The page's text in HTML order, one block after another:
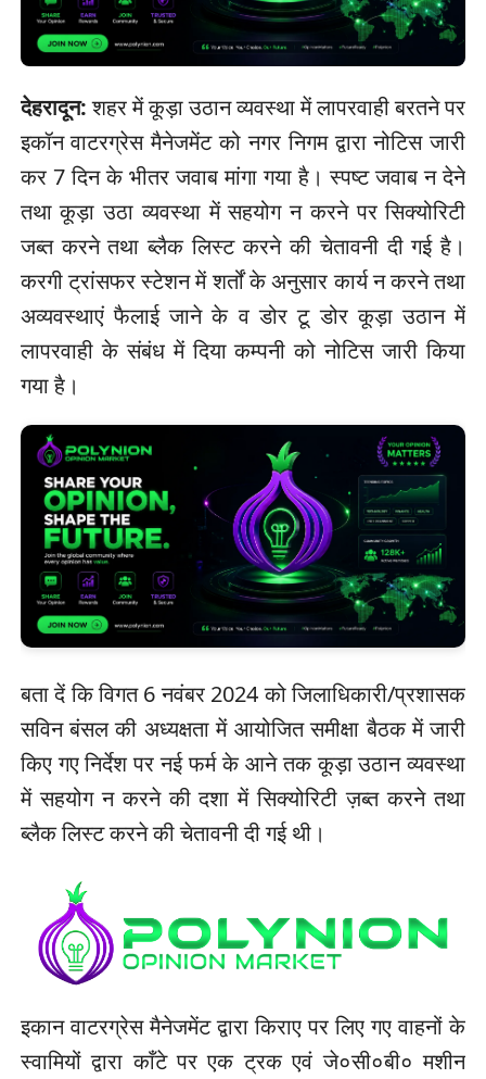
देहरादून:शहर में कूड़ा उठान व्यवस्था में लापरवाही बरतने पर
इकॉन वाटरग्रेस मैनेजमेंट को नगर निगम द्वारा नोटिस जारी
कर 7 दिन के भीतर जवाब मांगा गया है। स्पष्ट जवाब न देने
तथा कूड़ा उठा व्यवस्था में सहयोग न करने पर सिक्योरिटी
जब्त करने तथा ब्लैक लिस्ट करने की चेतावनी दी गई है।
करगी ट्रांसफर स्टेशन में शर्तों के अनुसार कार्य न करने तथा
अव्यवस्थाएं फैलाई जाने के व डोर टू डोर कूड़ा उठान में
लापरवाही के संबंध में दिया कम्पनी को नोटिस जारी किया
गया है।
बता दें कि विगत 6 नवंबर 2024 को जिलाधिकारी/प्रशासक
सविन बंसल की अध्यक्षता में आयोजित समीक्षा बैठक में जारी
किए गए निर्देश पर नई फर्म के आने तक कूड़ा उठान व्यवस्था
में सहयोग न करने की दशा में सिक्योरिटी ज़ब्त करने तथा
ब्लैक लिस्ट करने की चेतावनी दी गई थी।
इकान वाटरग्रेस मैनेजमेंट द्वारा किराए पर लिए गए वाहनों के
स्वामियों द्वारा काँटे पर एक ट्रक एवं जे०सी०बी० मशीन